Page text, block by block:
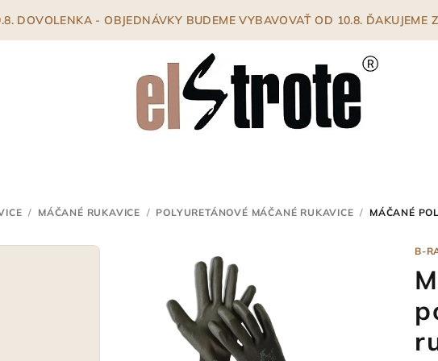
DOVOLENKA - OBJEDNÁVKY BUDEME VYBAVOVAŤ OD 10.8. ĎAKUJEME
/ MÁČANÉ RUKAVICE / POLYURETÁNOVÉ MÁČANÉ RUKAVICE / MÁČANÉ
B-